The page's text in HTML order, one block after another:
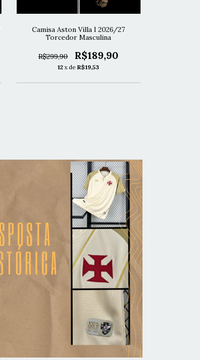
Camisa Aston Villa I 2026/27
Torcedor Masculina
R$299,90 R$189,90
12 x de R$19,53